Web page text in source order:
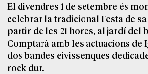
El divendres 1 de setembre és
celebrar la tradicional Festa de
partir de les 21 hores, al jardí del
Comptarà amb les actuacions de
dos bandes eivissenques
rock dur.